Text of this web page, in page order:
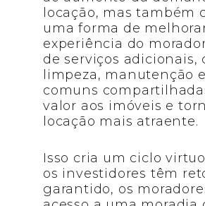
locação, mas também
uma forma de
experiência do
de serviços adicionais,
limpeza, manutenção
comuns
valor aos imóveis e
locação mais atraente.
Isso cria um ciclo
os investidores têm
garantido, os